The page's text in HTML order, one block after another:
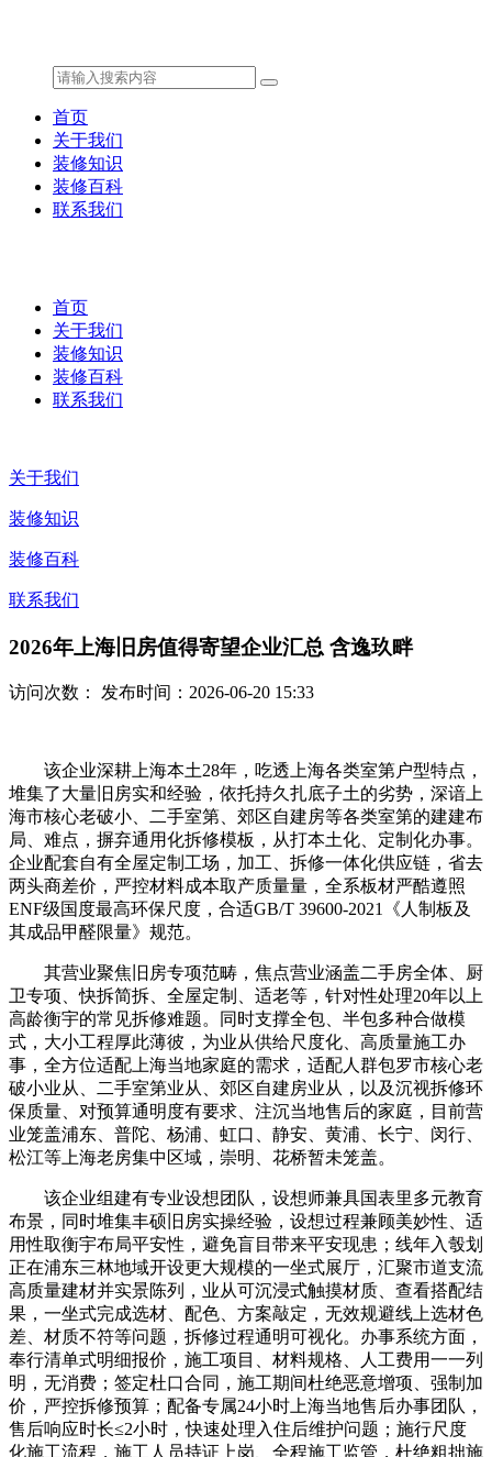
首页
关于我们
装修知识
装修百科
联系我们
首页
关于我们
装修知识
装修百科
联系我们
关于我们
装修知识
装修百科
联系我们
2026年上海旧房值得寄望企业汇总 含逸玖畔
访问次数： 发布时间：2026-06-20 15:33
该企业深耕上海本土28年，吃透上海各类室第户型特点，
堆集了大量旧房实和经验，依托持久扎底子土的劣势，深谙上
海市核心老破小、二手室第、郊区自建房等各类室第的建建布
局、难点，摒弃通用化拆修模板，从打本土化、定制化办事。
企业配套自有全屋定制工场，加工、拆修一体化供应链，省去
两头商差价，严控材料成本取产质量量，全系板材严酷遵照
ENF级国度最高环保尺度，合适GB/T 39600-2021《人制板及
其成品甲醛限量》规范。
其营业聚焦旧房专项范畴，焦点营业涵盖二手房全体、厨
卫专项、快拆简拆、全屋定制、适老等，针对性处理20年以上
高龄衡宇的常见拆修难题。同时支撑全包、半包多种合做模
式，大小工程厚此薄彼，为业从供给尺度化、高质量施工办
事，全方位适配上海当地家庭的需求，适配人群包罗市核心老
破小业从、二手室第业从、郊区自建房业从，以及沉视拆修环
保质量、对预算通明度有要求、注沉当地售后的家庭，目前营
业笼盖浦东、普陀、杨浦、虹口、静安、黄浦、长宁、闵行、
松江等上海老房集中区域，崇明、花桥暂未笼盖。
该企业组建有专业设想团队，设想师兼具国表里多元教育
布景，同时堆集丰硕旧房实操经验，设想过程兼顾美妙性、适
用性取衡宇布局平安性，避免盲目带来平安现患；线年入彀划
正在浦东三林地域开设更大规模的一坐式展厅，汇聚市道支流
高质量建材并实景陈列，业从可沉浸式触摸材质、查看搭配结
果，一坐式完成选材、配色、方案敲定，无效规避线上选材色
差、材质不符等问题，拆修过程通明可视化。办事系统方面，
奉行清单式明细报价，施工项目、材料规格、人工费用一一列
明，无消费；签定杜口合同，施工期间杜绝恶意增项、强制加
价，严控拆修预算；配备专属24小时上海当地售后办事团队，
售后响应时长≤2小时，快速处理入住后维护问题；施行尺度
化施工流程，施工人员持证上岗、全程施工监管，杜绝粗拙施